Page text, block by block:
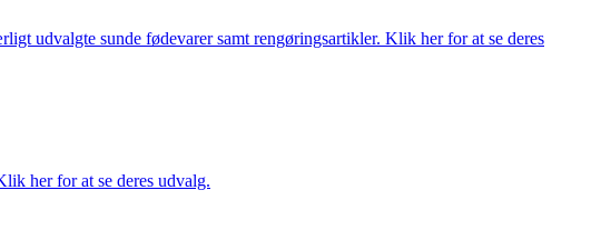
udvalgte sunde fødevarer samt rengøringsartikler. Klik her for at se deres
her for at se deres udvalg.